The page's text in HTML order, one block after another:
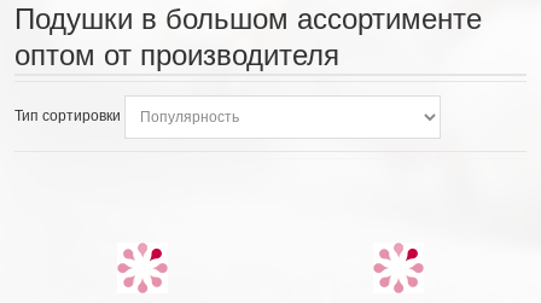
Подушки в большом ассортименте
оптом от производителя
Тип сортировки